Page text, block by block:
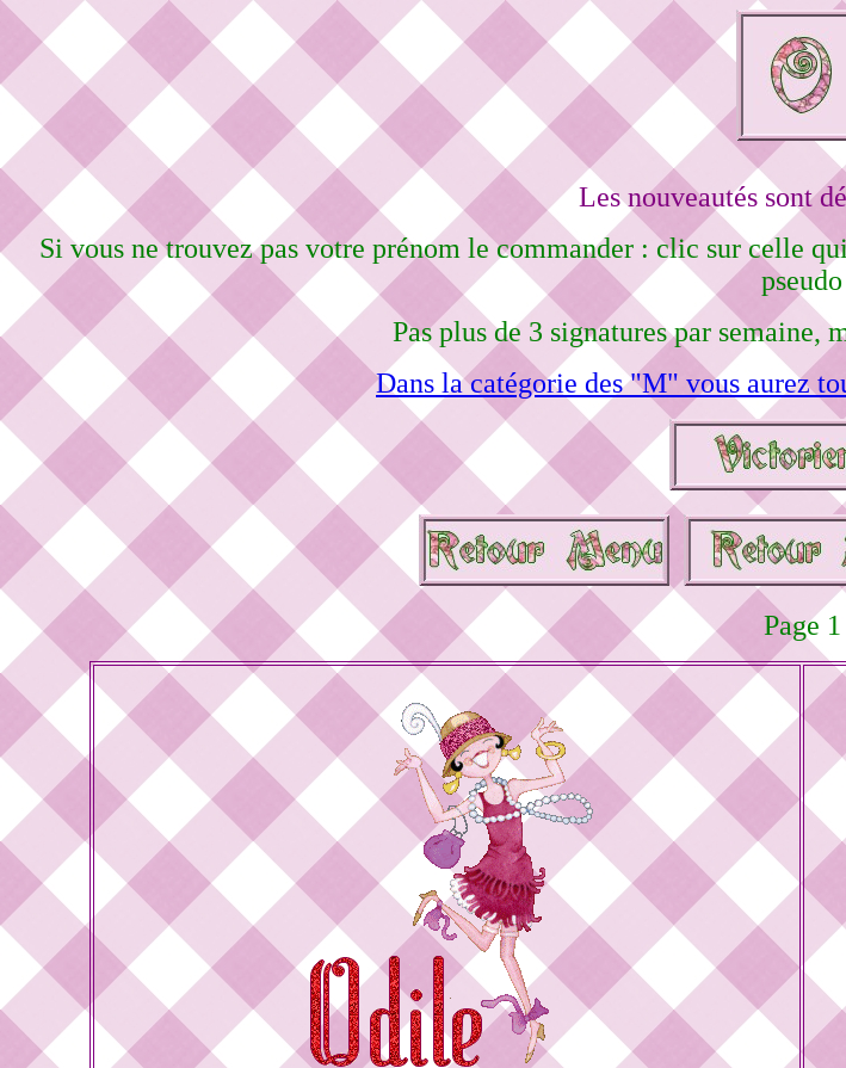
Les nouveautés sont
Si vous ne trouvez pas votre prénom le commander : clic sur celle
pseudo
Pas plus de 3 signatures par semaine,
Dans la catégorie des "M" vous aurez
Page 1